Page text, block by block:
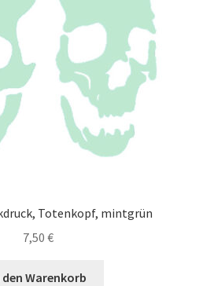
Totenkopf, mintgrün
7,50 €
den Warenkorb